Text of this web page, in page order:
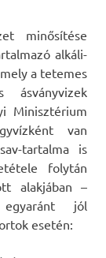
minősítése
alkáli-
a tetemes
ásványvizek
Minisztérium
van
tartalma is
folytán
alakjában –
egyaránt jól
esetén: